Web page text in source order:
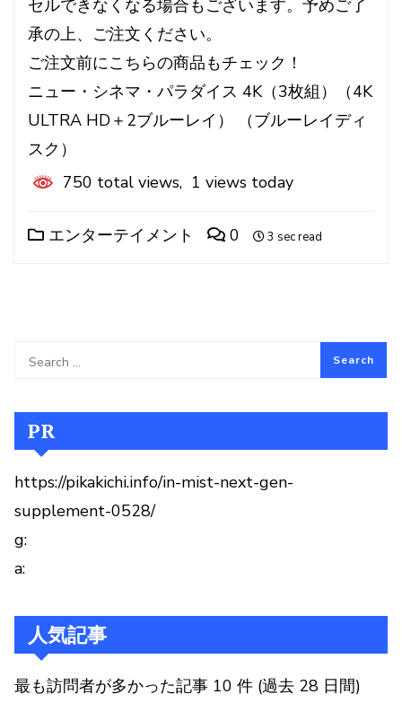
セルできなくなる場合もございます。予めご了
承の上、ご注文ください。
ご注文前にこちらの商品もチェック！
ニュー・シネマ・パラダイス 4K（3枚組）（4K
ULTRA HD＋2ブルーレイ） （ブルーレイディ
スク）
750 total views, 1 views today
エンターテイメント 0 3 sec read
PR
https://pikakichi.info/in-mist-next-gen-
supplement-0528/
g:
a:
人気記事
最も訪問者が多かった記事 10 件 (過去 28 日間)